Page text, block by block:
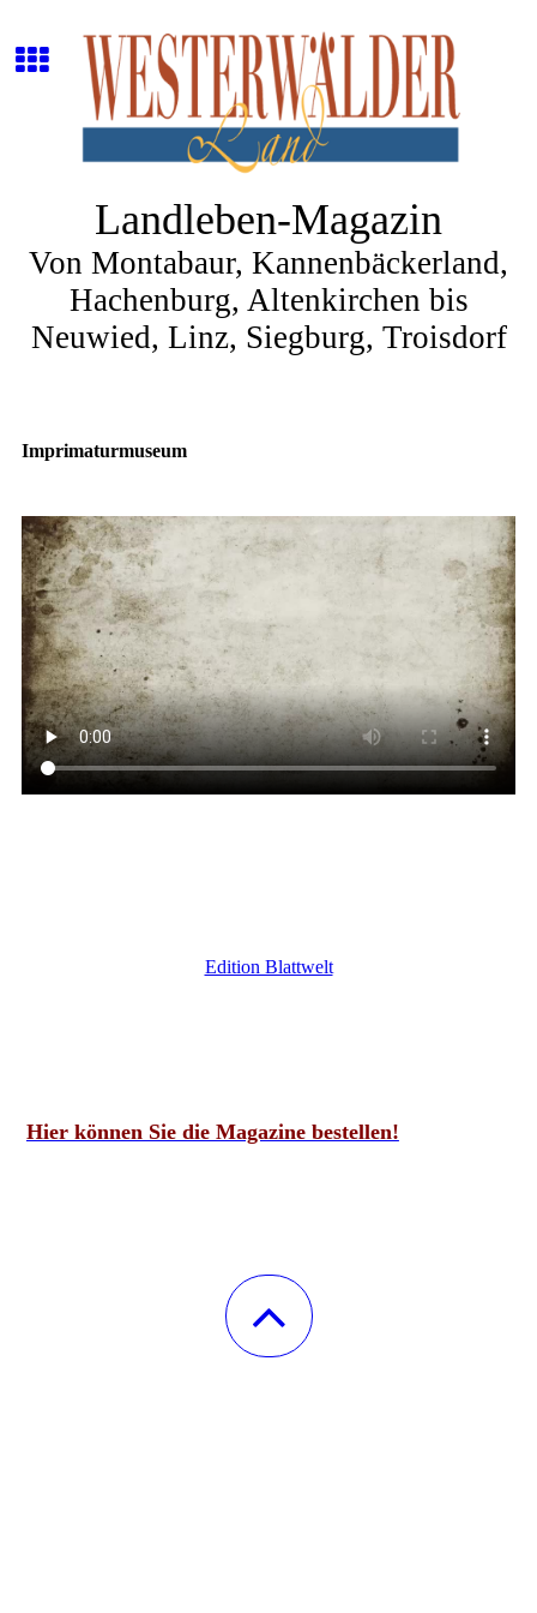
Landleben-Magazin
Von Montabaur, Kannenbäckerland,
Hachenburg, Altenkirchen bis
Neuwied, Linz, Siegburg, Troisdorf
Imprimaturmuseum
Edition Blattwelt
Hier können Sie die Magazine bestellen!